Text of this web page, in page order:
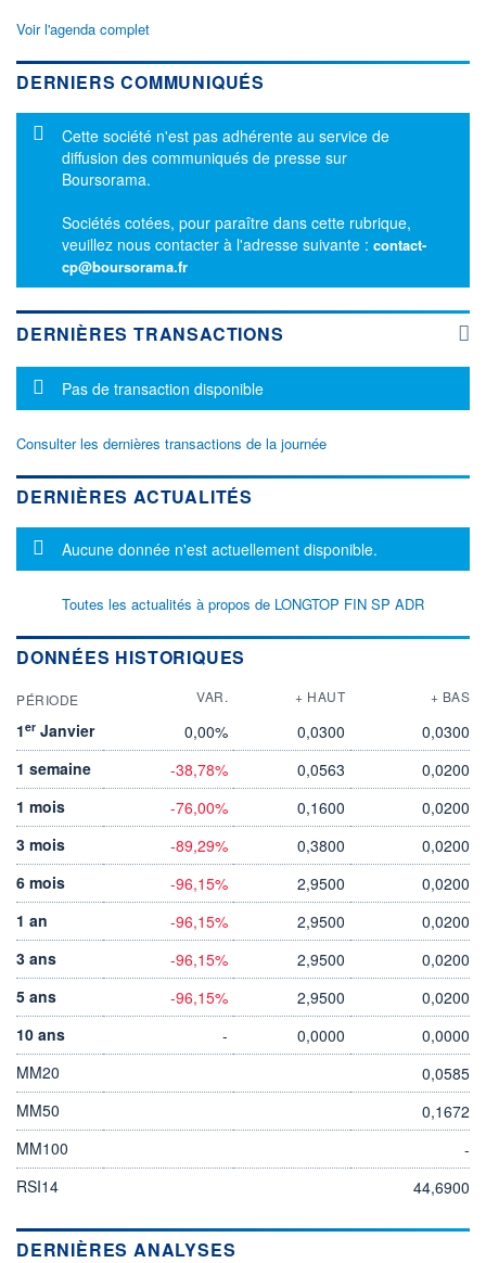
Voir l'agenda complet
DERNIERS COMMUNIQUÉS
Message d'information
Cette société n'est pas adhérente au service de
diffusion des communiqués de presse sur
Boursorama.
Sociétés cotées, pour paraître dans cette rubrique,
veuillez nous contacter à l'adresse suivante : contact-
cp@boursorama.fr
DERNIÈRES TRANSACTIONS
Message d'information
Pas de transaction disponible
Consulter les dernières transactions de la journée
DERNIÈRES ACTUALITÉS
Message d'information
Aucune donnée n'est actuellement disponible.
Toutes les actualités à propos de LONGTOP FIN SP ADR
DONNÉES HISTORIQUES
PÉRIODE VAR. + HAUT + BAS
1er Janvier 0,00% 0,0300
0,0300
1 semaine
-38,78% 0,0563
0,0200
1 mois
-76,00% 0,1600
0,0200
3 mois
-89,29% 0,3800
0,0200
6 mois
-96,15% 2,9500
0,0200
1 an
-96,15% 2,9500
0,0200
3 ans
-96,15% 2,9500
0,0200
5 ans
-96,15% 2,9500
0,0200
10 ans
- 0,0000
0,0000
MM20
0,0585
MM50
0,1672
MM100
-
RSI14
44,6900
DERNIÈRES ANALYSES